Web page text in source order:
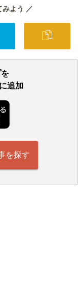
みよう ／
追加
を探す